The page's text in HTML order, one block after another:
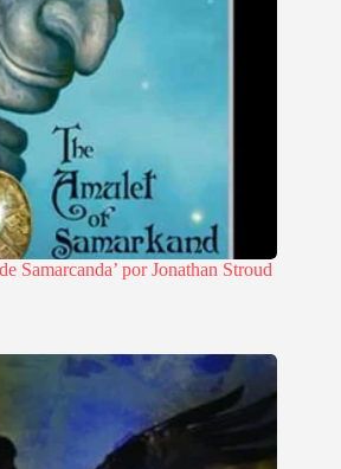
Samarcanda’ por Jonathan Stroud